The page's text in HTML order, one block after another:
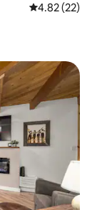
5 पैकी 4.82
4.82 (22)